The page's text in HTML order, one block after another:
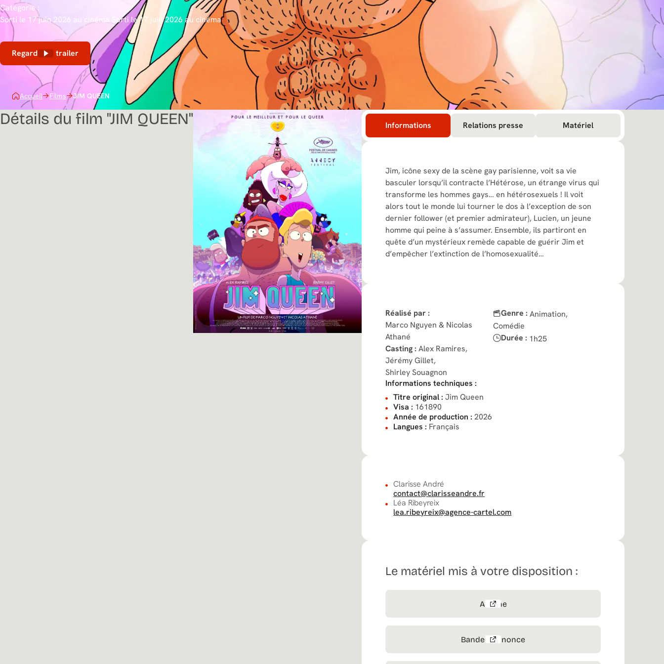
Catégorie :
Sorti le 17 juin 2026 au cinéma Sorti le 17 juin 2026 au cinéma
Regarder le trailer
Accueil Films JIM QUEEN
Détails du film "JIM QUEEN" Informations Relations presse Matériel
Jim, icône sexy de la scène gay parisienne, voit sa vie
basculer lorsqu’il contracte l’Hétérose, un étrange virus qui
transforme les hommes gays… en hétérosexuels ! Il voit
alors tout le monde lui tourner le dos à l’exception de son
dernier follower (et premier admirateur), Lucien, un jeune
homme qui peine à s’assumer. Ensemble, ils partiront en
quête d’un mystérieux remède capable de guérir Jim et
d’empêcher l’extinction de l’homosexualité…
Réalisé par :
Marco Nguyen & Nicolas
Athané
Casting : Alex Ramires,
Jérémy Gillet,
Shirley Souagnon
Informations techniques :
Titre original : Jim Queen
Visa : 161890
Année de production : 2026
Langues : Français
Genre : Animation,
Comédie
Durée : 1h25
Clarisse André
contact@clarisseandre.fr
Léa Ribeyreix
lea.ribeyreix@agence-cartel.com
Le matériel mis à votre disposition :
Affiche
Bande-annnonce